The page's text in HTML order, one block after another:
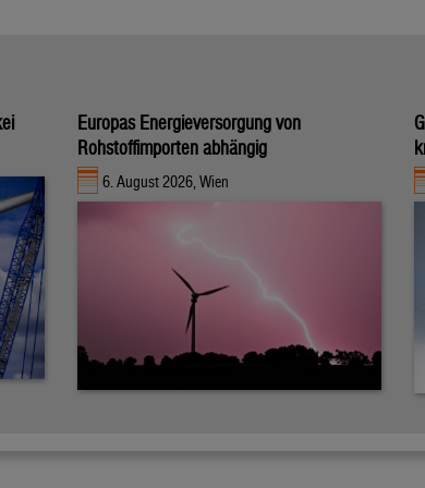
Europas Energieversorgung von
Rohstoffimporten abhängig
6. August 2026, Wien